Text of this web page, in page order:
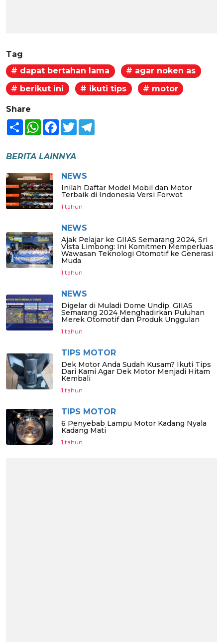
Tag
# dapat bertahan lama
# agar noken as
# berikut ini
# ikuti tips # motor
Share
Share WhatsAppFacebook
Twitter
BERITA LAINNYA
NEWS
Inilah Daftar Model Mobil dan Motor
Terbaik di Indonesia Versi Forwot
1 tahun
NEWS
Ajak Pelajar ke GIIAS Semarang 2024, Sri
Vista Limbong: Ini Komitmen Memperluas
Wawasan Teknologi Otomotif ke Generasi
Muda
1 tahun
NEWS
Digelar di Muladi Dome Undip, GIIAS
Semarang 2024 Menghadirkan Puluhan
Merek Otomotif dan Produk Unggulan
1 tahun
TIPS MOTOR
Dek Motor Anda Sudah Kusam? Ikuti Tips
Dari Kami Agar Dek Motor Menjadi Hitam
Kembali
1 tahun
TIPS MOTOR
6 Penyebab Lampu Motor Kadang Nyala
Kadang Mati
1 tahun